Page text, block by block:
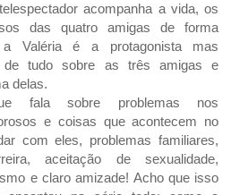
acompanha a vida, os
das quatro amigas de forma
Valéria é a protagonista mas
de tudo sobre as três amigas e
delas.
fala sobre problemas nos
e coisas que acontecem no
com eles, problemas familiares,
aceitação de sexualidade,
e claro amizade! Acho que isso